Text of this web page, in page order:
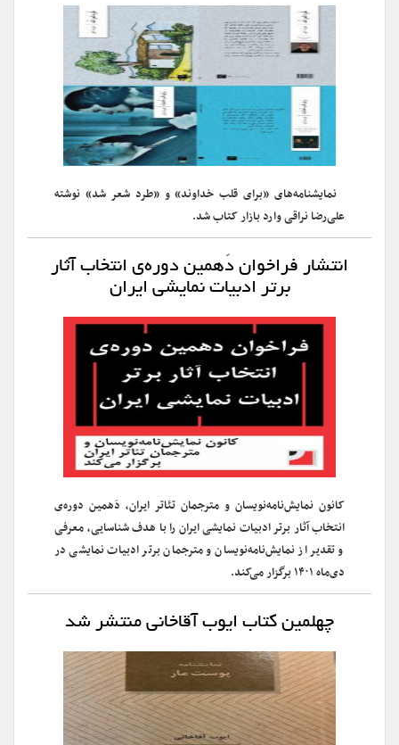
نمایشنامه‌های «برای قلب خداوند» و «طرد شعر شد» نوشته
علی‌رضا نراقی وارد بازار کتاب شد.
انتشار فراخوان دَهمین دوره‌ی‌ انتخاب آثار
برتر ادبیات نمایشی ایران
کانون نمایش‌نامه‌نویسان و مترجمان تئاتر ایران، دَهمین دوره‌ی‌
انتخاب آثار برتر ادبیات نمایشی ایران را با هدف شناسایی، معرفی
و تقدیر از نمایش‌نامه‌نویسان و مترجمان برتر ادبیات نمایشی در
دی‌ماه ۱۴۰۱ برگزار می‌کند.
چهلمین کتاب ایوب آقاخانی منتشر شد